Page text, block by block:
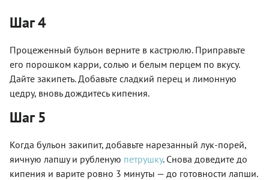
Шаг 4
Процеженный бульон верните в кастрюлю. Приправьте
его порошком карри, солью и белым перцем по вкусу.
Дайте закипеть. Добавьте сладкий перец и лимонную
цедру, вновь дождитесь кипения.
Шаг 5
Когда бульон закипит, добавьте нарезанный лук-порей,
яичную лапшу и рубленую петрушку. Снова доведите до
кипения и варите ровно 3 минуты — до готовности лапши.